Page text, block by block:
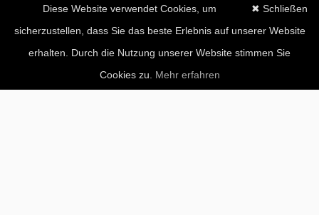
✖ Schließen
Diese Website verwendet Cookies, um
sicherzustellen, dass Sie das beste Erlebnis auf unserer Website
erhalten. Durch die Nutzung unserer Website stimmen Sie
Cookies zu. Mehr erfahren